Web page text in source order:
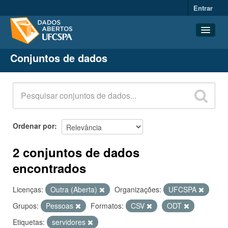
Entrar
Conjuntos de dados
Organizações
Grupos
Sobre
Conjuntos de dados
Ordenar por
2 conjuntos de dados
encontrados
Licenças: Outra (Aberta) Organizações:
UFCSPA
Grupos:
Pessoas Formatos: CSV
ODT
Etiquetas:
servidores